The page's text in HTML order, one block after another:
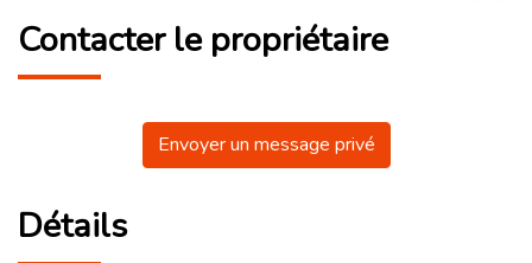
Contacter le propriétaire
Envoyer un message privé
Détails